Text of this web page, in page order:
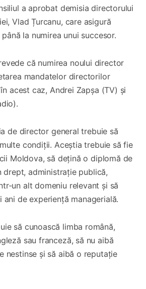
a aprobat demisia directorului
Vlad Țurcanu, care asigură
la numirea unui succesor.
că numirea noului director
mandatelor directorilor
acest caz, Andrei Zapșa (TV) și
de director general trebuie să
condiții. Aceștia trebuie să fie
Moldova, să dețină o diplomă de
drept, administrație publică,
un alt domeniu relevant și să
ani de experiență managerială.
să cunoască limba română,
sau franceză, să nu aibă
nestinse și să aibă o reputație